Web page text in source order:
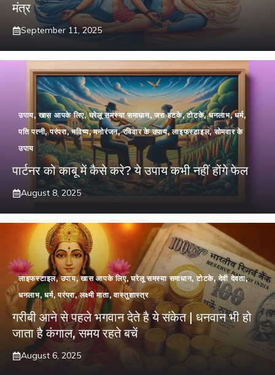
मंत्र
September 11, 2025
उपाय,खास आपके लिए,घरेलू समस्या समाधान,जरा हटके,टोटके,धनलाभ,धर्म,
पति पत्नी,परंपरा,भविष्य,मनोरंजन,रविवार के उपाय,लाइफस्टाइल,सोमवार के
उपाय
पार्टनर को काबू में कैसे करे? ये उपाय कभी नहीं होंगे फेल
August 8, 2025
लाइफस्टाइल,उपाय,खास आपके लिए,घरेलू समस्या समाधान,टोटके,देवी देवता,
धनलाभ,धर्म,परंपरा,लक्ष्मी माता,वास्तुशास्त्र
गरीबी आने से पहले भगवान देते है ये संकेत | धनवान भी हो
जाता है कंगाल, समय रहते बचें
August 6, 2025